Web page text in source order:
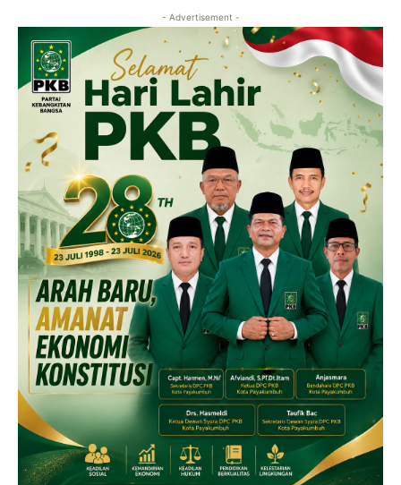
- Advertisement -